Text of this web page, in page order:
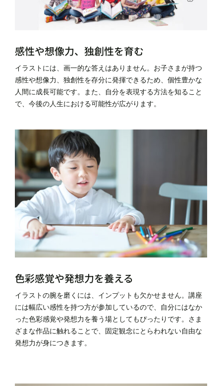
感性や想像力、独創性を育む
イラストには、画一的な答えはありません。お子さまが持つ
感性や想像力、独創性を存分に発揮できるため、個性豊かな
人間に成長可能です。また、自分を表現する方法を知ること
で、今後の人生における可能性が広がります。
色彩感覚や発想力を養える
イラストの腕を磨くには、インプットも欠かせません。講座
には幅広い感性を持つ方が参加しているので、自分にはなか
った色彩感覚や発想力を養う場としてもぴったりです。さま
ざまな作品に触れることで、固定観念にとらわれない自由な
発想力が身につきます。